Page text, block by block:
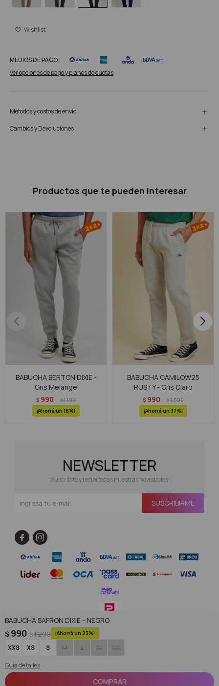
BABUCHA SAFRON DIXIE - NEGRO
$ 990 $1.290 23
XXS XS S M L XL XXL
Guía de talles
COMPRAR
MEDIOS DE PAGO:
Ver opciones de pago y planes de cuotas
Métodos y costos de envío
Cambios y Devoluciones
Productos que te pueden interesar
BABUCHA BERTON DIXIE -
Gris Melange
$ 990 $1.190
16
BABUCHA CAMILOW25
RUSTY - Gris Claro
$ 990 $1.590
37
NEWSLETTER
¡Suscribite y recibí todas nuestras novedades!
SUSCRIBIRME
 
© Copyright 2026 / Superoutlet / FORTER S.A Rut 213720560017